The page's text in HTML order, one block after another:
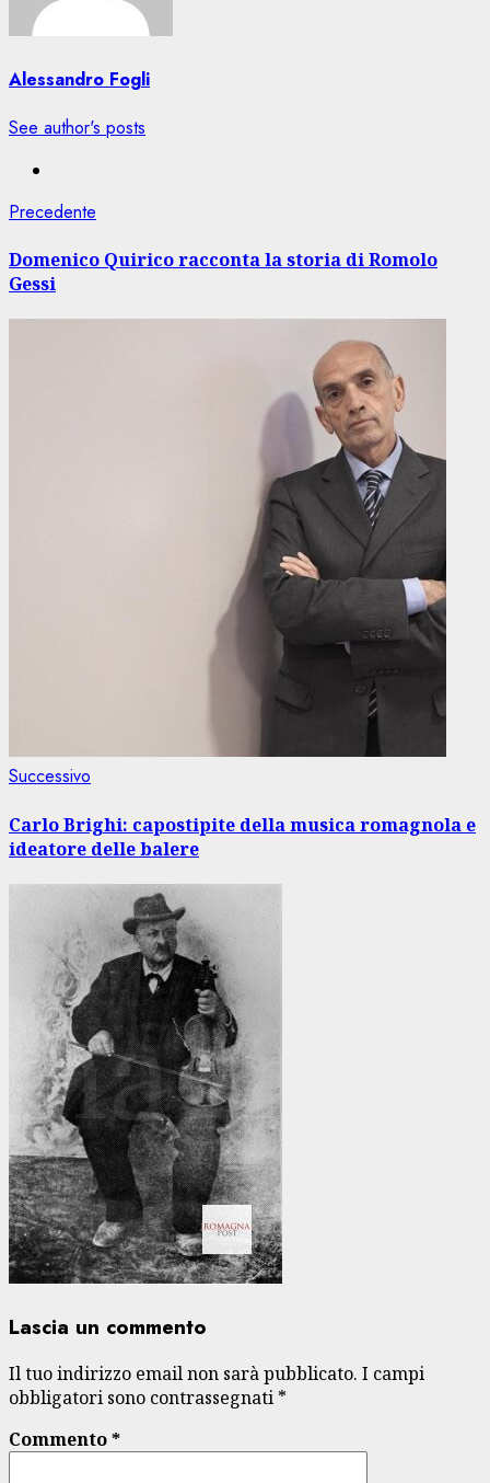
Alessandro Fogli
See author's posts
Navigazione
articolo
Precedente
Domenico Quirico racconta la storia di Romolo
Gessi
Successivo
Carlo Brighi: capostipite della musica romagnola e
ideatore delle balere
Lascia un commento
Il tuo indirizzo email non sarà pubblicato. I campi
obbligatori sono contrassegnati *
Commento*